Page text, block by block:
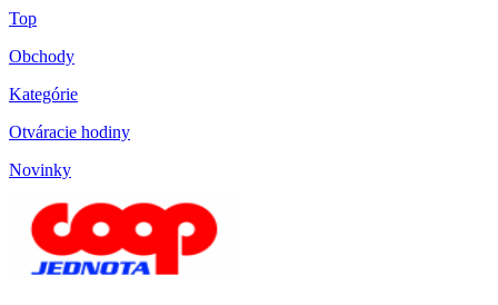
Top
Obchody
Kategórie
Otváracie hodiny
Novinky